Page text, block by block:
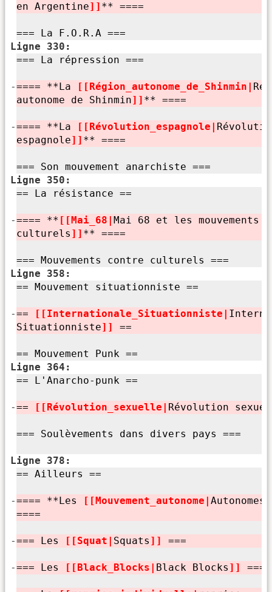
en Argentine]] ** ====
=== La F.O.R.A ===
Ligne 330:
=== La répression ===
-==== **La [[Région_autonome_de_Shinmin|
autonome de Shinmin]] ** ====
-==== **La [[Révolution_espagnole|
espagnole]] ** ====
=== Son mouvement anarchiste ===
Ligne 350:
== La résistance ==
-==== ** [[Mai_68|
Mai 68 et les mouvements
culturels ]] ** ====
=== Mouvements contre culturels ===
Ligne 358:
== Mouvement situationniste ==
-== [[Internationale_Situationniste|
Situationniste]] ==
== Mouvement Punk ==
Ligne 364:
== L' Anarcho-punk ==
-== [[Révolution_sexuelle| Révolution
=== Soulèvements dans divers pays ===
Ligne 378:
== Ailleurs ==
-==== **Les [[Mouvement_autonome| Autonomes
====
-=== Les [[Squat| Squats ]] ===
-=== Les [[Black_Blocks| Black Blocks ]] ===